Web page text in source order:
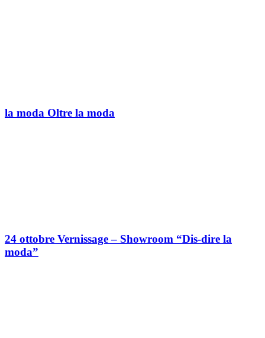
la moda Oltre la moda
24 ottobre Vernissage – Showroom “Dis-dire la
moda”